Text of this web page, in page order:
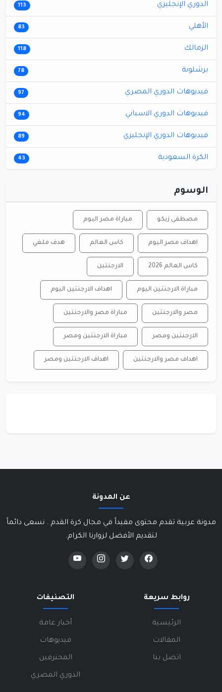
الدوري الإنجليزي 113
الأهلي 83
الزمالك 118
برشلونة 78
فيديوهات الدوري المصري 97
فيديوهات الدوري الاسباني 94
فيديوهات الدوري الإنجليزي 89
الكرة السعودية 43
الوسوم
مصطفى زيكو مباراة مصر اليوم
اهداف مصر اليوم كاس العالم هدف ملغي
كاس العالم 2026 الارجنتين
مباراة الارجنتين اليوم اهداف الارجنتين اليوم
مصر والارجنتين مباراة مصر والارجنتين
الارجنتين ومصر مباراة الارجنتين ومصر
اهداف مصر والارجنتين اهداف الارجنتين ومصر
عن المدونة
مدونة عربية تقدم محتوى مفيداً في مجال كرة القدم . نسعى دائماً
لتقديم الأفضل لزوارنا الكرام.
روابط سريعة
الرئيسية
المقالات
اتصل بنا
التصنيفات
أخبار عامة
فيديوهات
المحترفين
الدوري المصري